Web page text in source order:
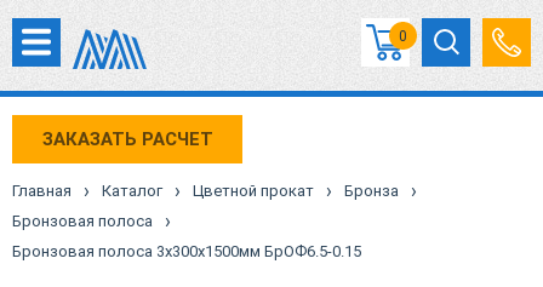
0
ЗАКАЗАТЬ РАСЧЕТ
Главная › Каталог › Цветной прокат › Бронза ›
Бронзовая полоса ›
Бронзовая полоса 3x300x1500мм БрОФ6.5-0.15